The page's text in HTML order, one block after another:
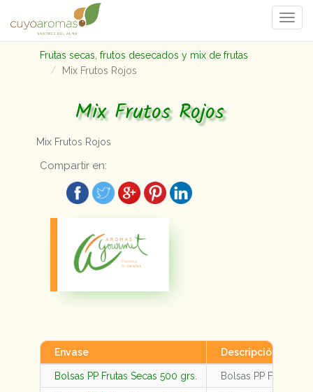
Frutas secas, frutos desecados y mix de frutas
Mix Frutos Rojos
Mix Frutos Rojos
Mix Frutos Rojos
Compartir en:
Envase Descripción
Bolsas PP Frutas Secas 500 grs. Bolsas PP Frutas